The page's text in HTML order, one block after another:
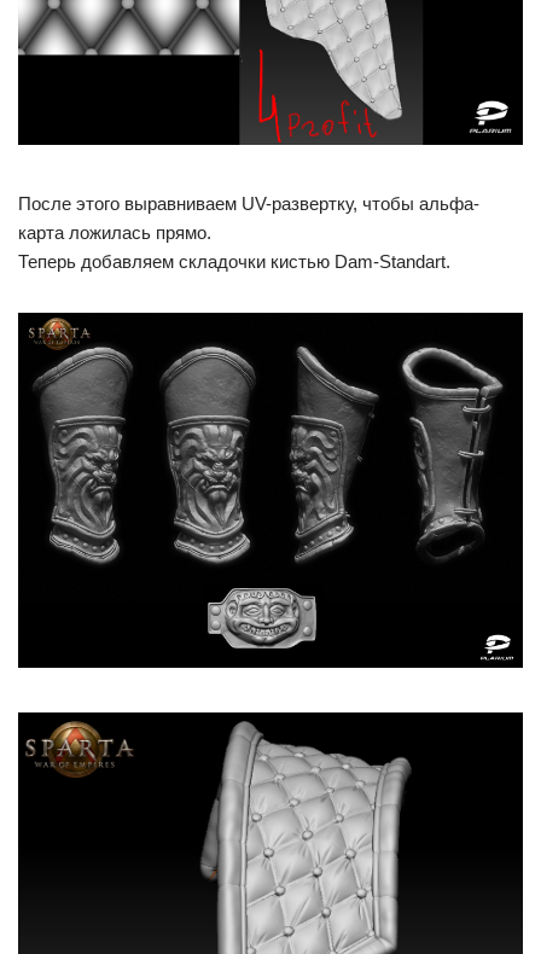
После этого выравниваем UV-развертку, чтобы альфа-
карта ложилась прямо.
Теперь добавляем складочки кистью Dam-Standart.